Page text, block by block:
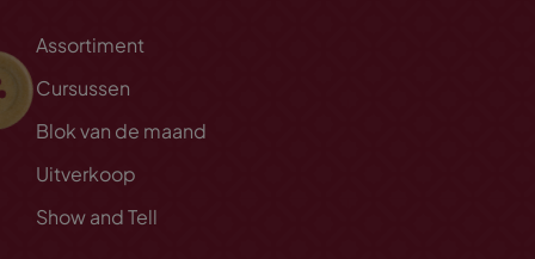
Assortiment
Cursussen
Blok van de maand
Uitverkoop
Show and Tell